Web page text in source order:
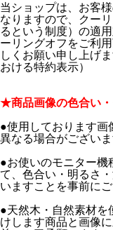
当ショップは、お客
なりますので、クー
るという制度）の適
ーリングオフをご利
しくお願い申し上げ
おける特約表示）
★商品画像の色合い
●使用しております画
異なる場合がござい
●お使いのモニター機
て、色合い・明るさ
いますことを事前にご
●天然木・自然素材を
けします商品と画像